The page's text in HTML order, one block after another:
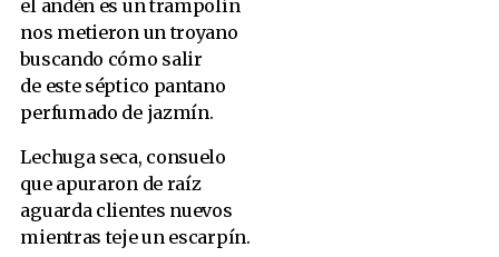
el andén es un trampolín
nos metieron un troyano
buscando cómo salir
de este séptico pantano
perfumado de jazmín.
Lechuga seca, consuelo
que apuraron de raíz
aguarda clientes nuevos
mientras teje un escarpín.